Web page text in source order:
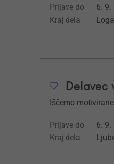
Prijave do 6. 9.
Kraj dela
Delavec
Iščemo
Prijave do 6. 9.
Kraj dela